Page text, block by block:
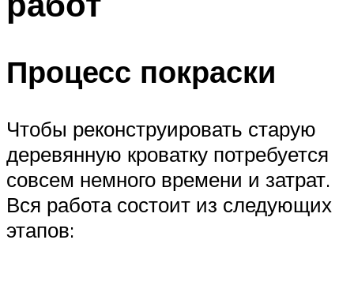
Процесс покраски
Чтобы реконструировать старую
деревянную кроватку потребуется
совсем немного времени и затрат.
Вся работа состоит из следующих
этапов: